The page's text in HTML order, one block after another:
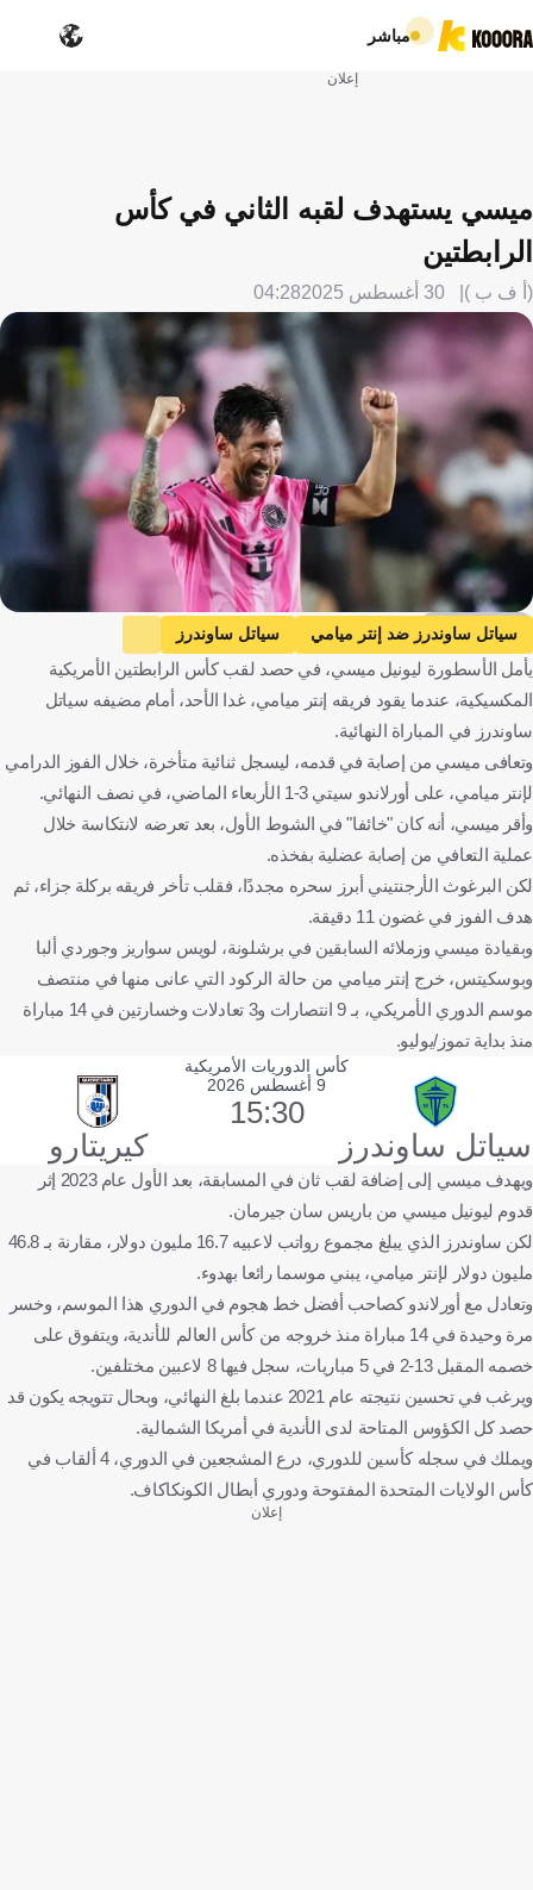
مباشر
إعلان
ميسي يستهدف لقبه الثاني في كأس
الرابطتين
(أ ف ب ) 30 أغسطس 2025 04:28
Getty Images
سياتل ساوندرز ضد إنتر ميامي
سياتل ساوندرز
إنتر ميامي
كأس الدوريات الأمريكية
ليونيل ميسي
كرة قدم
يأمل الأسطورة ليونيل ميسي، في حصد لقب كأس الرابطتين الأمريكية
المكسيكية، عندما يقود فريقه إنتر ميامي، غدا الأحد، أمام مضيفه سياتل
ساوندرز في المباراة النهائية.
وتعافى ميسي من إصابة في قدمه، ليسجل ثنائية متأخرة، خلال الفوز الدرامي
لإنتر ميامي، على أورلاندو سيتي 3-1 الأربعاء الماضي، في نصف النهائي.
وأقر ميسي، أنه كان "خائفا" في الشوط الأول، بعد تعرضه لانتكاسة خلال
عملية التعافي من إصابة عضلية بفخذه.
لكن البرغوث الأرجنتيني أبرز سحره مجددًا، فقلب تأخر فريقه بركلة جزاء، ثم
هدف الفوز في غضون 11 دقيقة.
وبقيادة ميسي وزملائه السابقين في برشلونة، لويس سواريز وجوردي ألبا
وبوسكيتس، خرج إنتر ميامي من حالة الركود التي عانى منها في منتصف
موسم الدوري الأمريكي، بـ 9 انتصارات و3 تعادلات وخسارتين في 14 مباراة
منذ بداية تموز/يوليو.
كأس الدوريات الأمريكية
سياتل ساوندرز
9 أغسطس 2026
15:30
كيريتارو
ويهدف ميسي إلى إضافة لقب ثان في المسابقة، بعد الأول عام 2023 إثر
قدوم ليونيل ميسي من باريس سان جيرمان.
لكن ساوندرز الذي يبلغ مجموع رواتب لاعبيه 16.7 مليون دولار، مقارنة بـ 46.8
مليون دولار لإنتر ميامي، يبني موسما رائعا بهدوء.
وتعادل مع أورلاندو كصاحب أفضل خط هجوم في الدوري هذا الموسم، وخسر
مرة وحيدة في 14 مباراة منذ خروجه من كأس العالم للأندية، ويتفوق على
خصمه المقبل 13-2 في 5 مباريات، سجل فيها 8 لاعبين مختلفين.
ويرغب في تحسين نتيجته عام 2021 عندما بلغ النهائي، وبحال تتويجه يكون قد
حصد كل الكؤوس المتاحة لدى الأندية في أمريكا الشمالية.
ويملك في سجله كأسين للدوري، درع المشجعين في الدوري، 4 ألقاب في
كأس الولايات المتحدة المفتوحة ودوري أبطال الكونكاكاف.
إعلان